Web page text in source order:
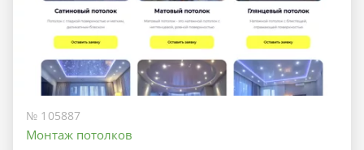
№ 105887
Монтаж потолков